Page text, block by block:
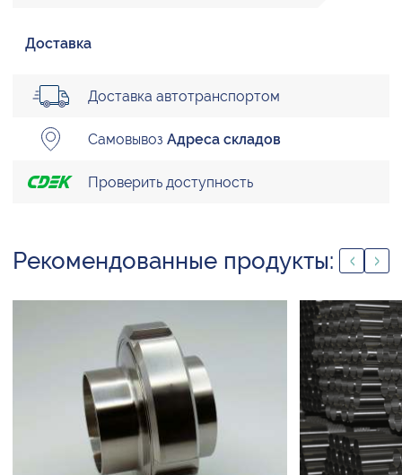
Доставка
Доставка автотранспортом
Самовывоз Адреса складов
Проверить доступность
Рекомендованные продукты: